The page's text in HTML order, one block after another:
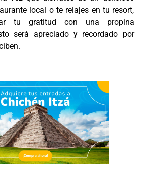
local o te relajes en tu resort,
tu gratitud con una propina
será apreciado y recordado por